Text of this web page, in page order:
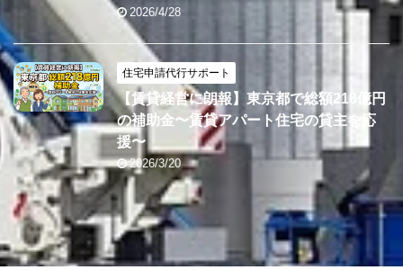
2026/4/28
住宅申請代行サポート
【賃貸経営に朗報】東京都で総額218億円
の補助金〜賃貸アパート住宅の貸主を応
援〜
2026/3/20